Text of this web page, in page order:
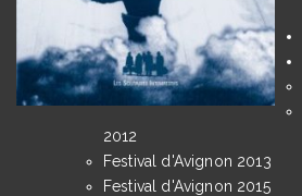
2012
Festival d'Avignon 2013
Festival d'Avignon 2015